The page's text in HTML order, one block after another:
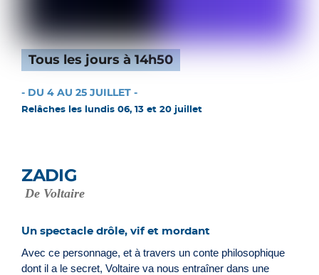
Tous les jours à 14h50
- DU 4 AU 25 JUILLET -
Relâches les lundis 06, 13 et 20 juillet
ZADIG
De Voltaire
Un spectacle drôle, vif et mordant
Avec ce personnage, et à travers un conte philosophique
dont il a le secret, Voltaire va nous entraîner dans une